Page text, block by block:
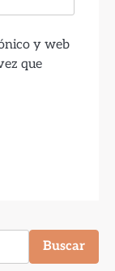
y web
que
Buscar